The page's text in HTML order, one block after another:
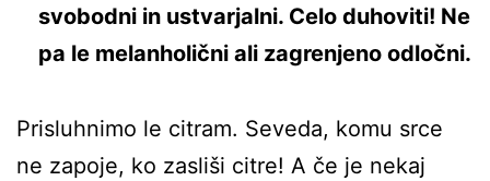
svobodni in ustvarjalni. Celo duhoviti! Ne
pa le melanholični ali zagrenjeno odločni.
Prisluhnimo le citram. Seveda, komu srce
ne zapoje, ko zasliši citre! A če je nekaj